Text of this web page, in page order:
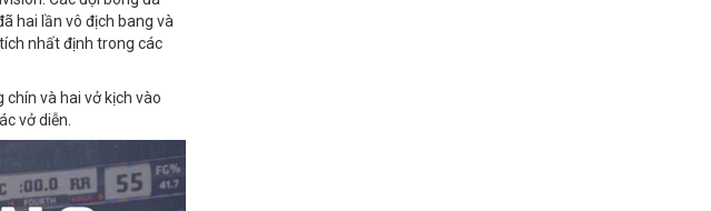
hai lần vô địch bang và
nhất định trong các
và hai vở kịch vào
vở diễn.